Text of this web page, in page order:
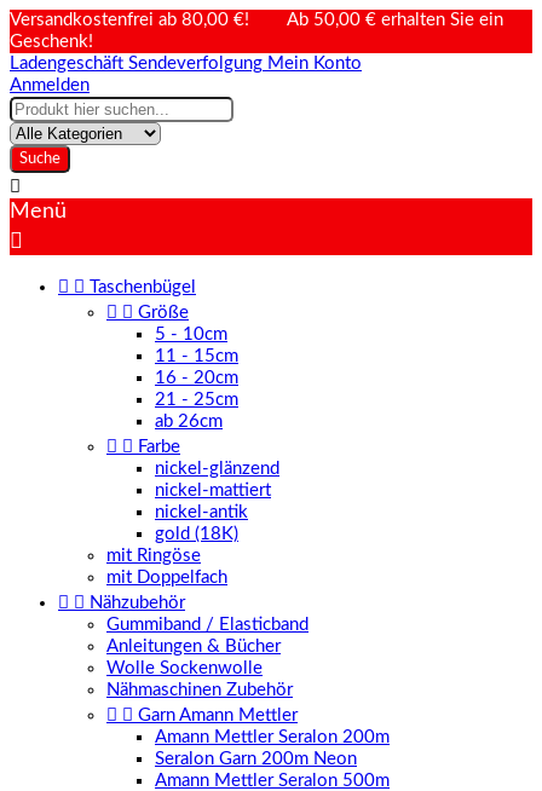
Versandkostenfrei ab 80,00 €! Ab 50,00 € erhalten Sie ein
Geschenk!
Ladengeschäft Sendeverfolgung Mein Konto
Anmelden
Suche

Menü

 
Taschenbügel
  Größe
5 - 10cm
11 - 15cm
16 - 20cm
21 - 25cm
ab 26cm
  Farbe
nickel-glänzend
nickel-mattiert
nickel-antik
gold (18K)
mit Ringöse
mit Doppelfach
  Nähzubehör
Gummiband / Elasticband
Anleitungen & Bücher
Wolle Sockenwolle
Nähmaschinen Zubehör
  Garn Amann Mettler
Amann Mettler Seralon 200m
Seralon Garn 200m Neon
Amann Mettler Seralon 500m